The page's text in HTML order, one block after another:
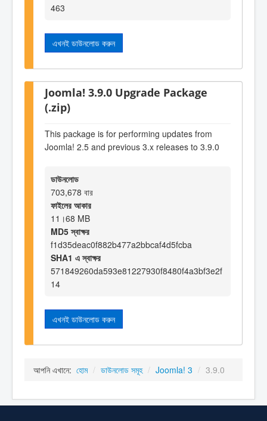
463
এখনই ডাউনলোড করুন
Joomla! 3.9.0 Upgrade Package
(.zip)
This package is for performing updates from
Joomla! 2.5 and previous 3.x releases to 3.9.0
ডাউনলোড
703,678 বার
ফাইলের আকার
11।68 MB
MD5 স্বাক্ষর
f1d35deac0f882b477a2bbcaf4d5fcba
SHA1 এ স্বাক্ষর
571849260da593e81227930f8480f4a3bf3e2f
14
এখনই ডাউনলোড করুন
আপনি এখানে: হোম / ডাউনলোড সমূহ / Joomla! 3 / 3.9.0